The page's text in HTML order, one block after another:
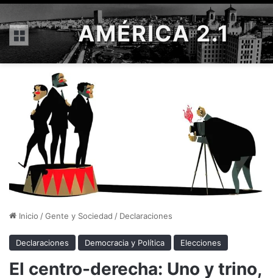
Menú AMÉRICA 2.1
Inicio /Gente y Sociedad / Declaraciones
Declaraciones Democracia y Política Elecciones
El centro-derecha: Uno y trino,